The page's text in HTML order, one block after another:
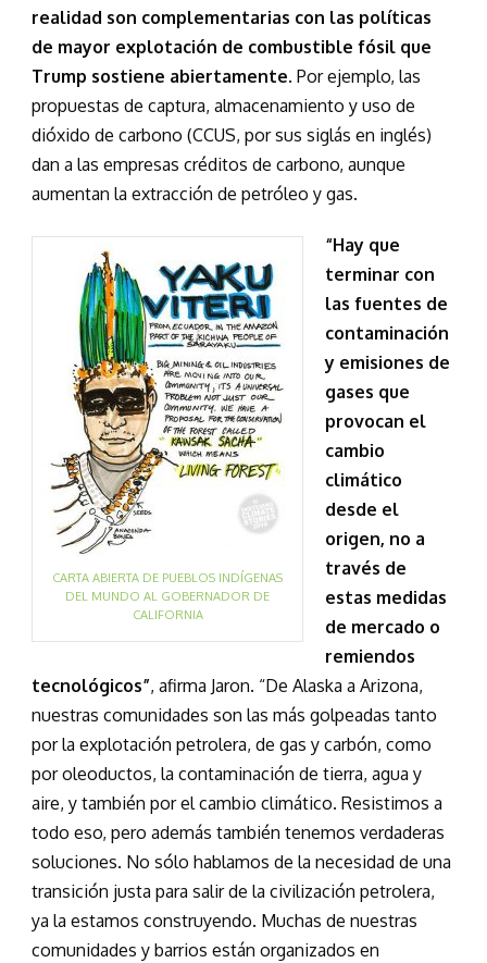
realidad son complementarias con las políticas
de mayor explotación de combustible fósil que
Trump sostiene abiertamente. Por ejemplo, las
propuestas de captura, almacenamiento y uso de
dióxido de carbono (CCUS, por sus siglás en inglés)
dan a las empresas créditos de carbono, aunque
aumentan la extracción de petróleo y gas.
CARTA ABIERTA DE PUEBLOS INDÍGENAS
DEL MUNDO AL GOBERNADOR DE
CALIFORNIA
“Hay que
terminar con
las fuentes de
contaminación
y emisiones de
gases que
provocan el
cambio
climático
desde el
origen, no a
través de
estas medidas
de mercado o
remiendos
tecnológicos”, afirma Jaron. “De Alaska a Arizona,
nuestras comunidades son las más golpeadas tanto
por la explotación petrolera, de gas y carbón, como
por oleoductos, la contaminación de tierra, agua y
aire, y también por el cambio climático. Resistimos a
todo eso, pero además también tenemos verdaderas
soluciones. No sólo hablamos de la necesidad de una
transición justa para salir de la civilización petrolera,
ya la estamos construyendo. Muchas de nuestras
comunidades y barrios están organizados en